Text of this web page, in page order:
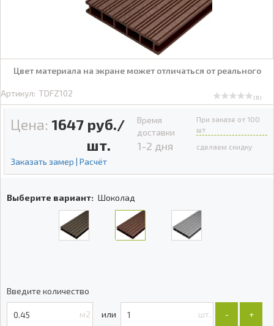
Цвет материала на экране может отличаться от реального
Артикул: TDFZ102 ( 0 )
Цена: 1647 руб./
шт.
Заказать замер | Расчёт
Время
доставки
1-2 дня
При заказе от 100
шт
сделаем скидку
Выберите вариант: Шоколад
Введите количество
м2 шт. +
-